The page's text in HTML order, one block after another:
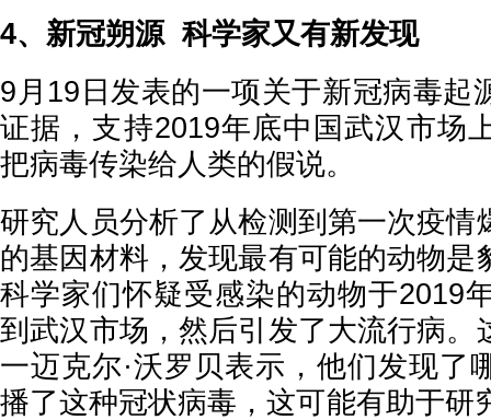
4、新冠朔源 科学家又有新发现
9月19日发表的一项关于新冠病毒起
证据，支持2019年底中国武汉市场
把病毒传染给人类的假说。
研究人员分析了从检测到第一次疫情
的基因材料，发现最有可能的动物是
科学家们怀疑受感染的动物于2019
到武汉市场，然后引发了大流行病。
一迈克尔·沃罗贝表示，他们发现了
播了这种冠状病毒，这可能有助于研